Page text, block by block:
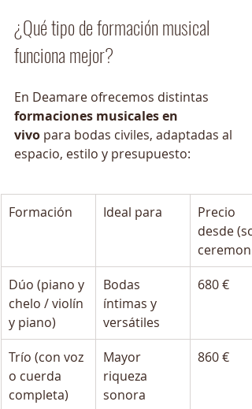
¿Qué tipo de formación musical
funciona mejor?
En Deamare ofrecemos distintas
formaciones musicales en
vivo para bodas civiles, adaptadas al
espacio, estilo y presupuesto:
Formación Ideal para
Precio
desde
Dúo (piano y
chelo / violín
y piano)
Bodas
íntimas y
versátiles
680 €
Trío (con voz
o cuerda
completa)
Mayor
riqueza
sonora
860 €